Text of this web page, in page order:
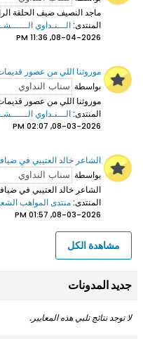
ماجد النصيف ضيف الحلقة
المنتدى:الـــنـداوي
08-04-2026, 11:36 PM
موروثنا اللي من عصور
بواسطة
موروثنا اللي من عصور
المنتدى:الـــنـداوي
08-03-2026, 02:07 PM
الشاعر خالد العتيبي في
بواسطة
الشاعر خالد العتيبي في
المنتدى:منتدى المواهب
08-03-2026, 01:57 PM
مشاهدة الكل
جديد المدونات
لا توجد نتائج تلبي هذه المعايير.